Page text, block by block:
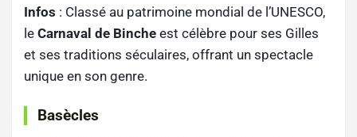
Infos : Classé au patrimoine mondial de l’UNESCO,
le Carnaval de Binche est célèbre pour ses Gilles
et ses traditions séculaires, offrant un spectacle
unique en son genre.
Basècles